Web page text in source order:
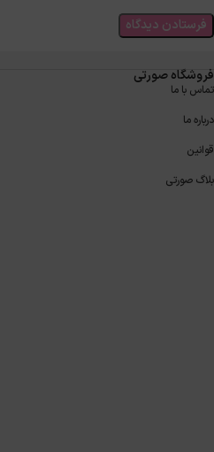
فروشگاه صورتی
تماس با ما
درباره ما
قوانین
بلاگ صورتی